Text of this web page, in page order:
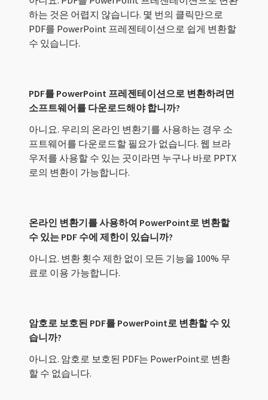
하는 것은 어렵지 않습니다. 몇 번의 클릭만으로
PDF를 PowerPoint 프레젠테이션으로 쉽게 변환할
수 있습니다.
PDF를 PowerPoint 프레젠테이션으로 변환하려면
소프트웨어를 다운로드해야 합니까?
아니요. 우리의 온라인 변환기를 사용하는 경우 소
프트웨어를 다운로드할 필요가 없습니다. 웹 브라
우저를 사용할 수 있는 곳이라면 누구나 바로 PPTX
로의 변환이 가능합니다.
온라인 변환기를 사용하여 PowerPoint로 변환할
수 있는 PDF 수에 제한이 있습니까?
아니요. 변환 횟수 제한 없이 모든 기능을 100% 무
료로 이용 가능합니다.
암호로 보호된 PDF를 PowerPoint로 변환할 수 있
습니까?
아니요. 암호로 보호된 PDF는 PowerPoint로 변환
할 수 없습니다.